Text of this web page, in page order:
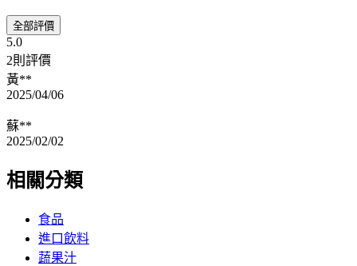
全部評價
5.0
2則評價
黃**
2025/04/06
蘇**
2025/02/02
相關分類
食品
進口飲料
蔬果汁